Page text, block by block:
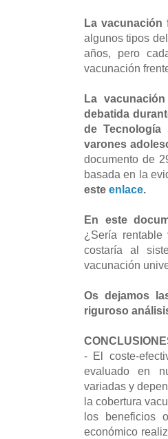
La vacunación
algunos tipos
años, pero
vacunación
La
debatida
de
varones
documento de
basada en la
este enlace.
En este
¿Sería
costaría al
vacunación
Os dejamos
riguroso
- El coste-
evaluado en
variadas y
la cobertura
los beneficios
económico